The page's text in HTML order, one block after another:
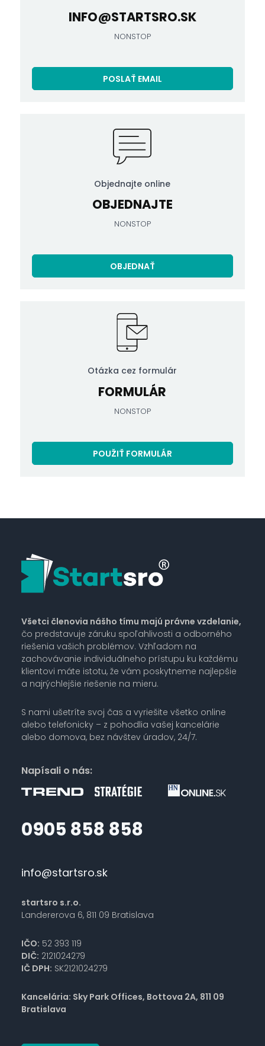
INFO@STARTSRO.SK
NONSTOP
POSLAŤ EMAIL
Objednajte online
OBJEDNAJTE
NONSTOP
OBJEDNAŤ
Otázka cez formulár
FORMULÁR
NONSTOP
POUŽIŤ FORMULÁR
Všetci členovia nášho tímu majú právne vzdelanie,
čo predstavuje záruku spoľahlivosti a odborného
riešenia vašich problémov. Vzhľadom na
zachovávanie individuálneho prístupu ku každému
klientovi máte istotu, že vám poskytneme najlepšie
a najrýchlejšie riešenie na mieru.
S nami ušetríte svoj čas a vyriešite všetko online
alebo telefonicky – z pohodlia vašej kancelárie
alebo domova, bez návštev úradov, 24/7.
Napísali o nás:
0905 858 858
info@startsro.sk
startsro s.r.o.
Landererova 6, 811 09 Bratislava
IČO: 52 393 119
DIČ: 2121024279
IČ DPH: SK2121024279
Kancelária: Sky Park Offices, Bottova 2A, 811 09
Bratislava